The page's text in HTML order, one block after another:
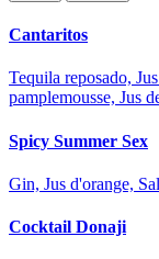
Cantaritos
Tequila reposado,
pamplemousse, Jus
Spicy Summer Sex
Gin, Jus d'orange,
Cocktail Donaji